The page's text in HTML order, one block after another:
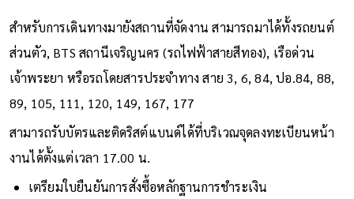
สำหรับการเดินทางมายังสถานที่จัดงาน สามารถมาได้ทั้งรถยนต์
ส่วนตัว, BTS สถานีเจริญนคร (รถไฟฟ้าสายสีทอง), เรือด่วน
เจ้าพระยา หรือรถโดยสารประจำทาง สาย 3, 6, 84, ปอ.84, 88,
89, 105, 111, 120, 149, 167, 177
สามารถรับบัตรและติดริสต์แบนด์ได้ที่บริเวณจุดลงทะเบียนหน้า
งานได้ตั้งแต่เวลา 17.00 น.
เตรียมใบยืนยันการสั่งซื้อหลักฐานการชำระเงิน